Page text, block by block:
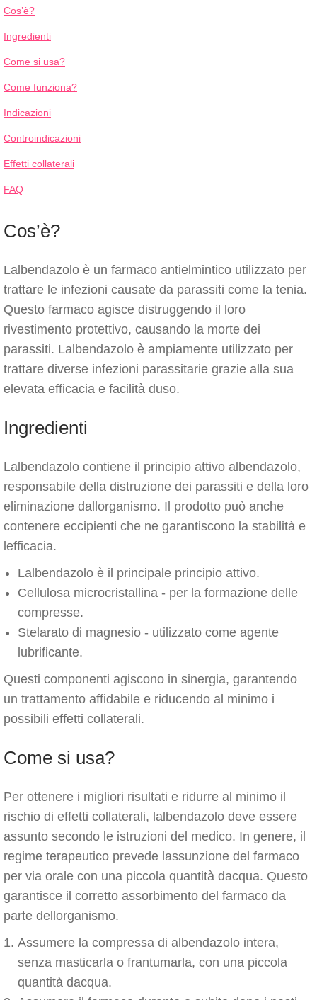
Cos’è?
Ingredienti
Come si usa?
Come funziona?
Indicazioni
Controindicazioni
Effetti collaterali
FAQ
Cos’è?
Lalbendazolo è un farmaco antielmintico utilizzato per
trattare le infezioni causate da parassiti come la tenia.
Questo farmaco agisce distruggendo il loro
rivestimento protettivo, causando la morte dei
parassiti. Lalbendazolo è ampiamente utilizzato per
trattare diverse infezioni parassitarie grazie alla sua
elevata efficacia e facilità duso.
Ingredienti
Lalbendazolo contiene il principio attivo albendazolo,
responsabile della distruzione dei parassiti e della loro
eliminazione dallorganismo. Il prodotto può anche
contenere eccipienti che ne garantiscono la stabilità e
lefficacia.
Lalbendazolo è il principale principio attivo.
Cellulosa microcristallina - per la formazione delle
compresse.
Stelarato di magnesio - utilizzato come agente
lubrificante.
Questi componenti agiscono in sinergia, garantendo
un trattamento affidabile e riducendo al minimo i
possibili effetti collaterali.
Come si usa?
Per ottenere i migliori risultati e ridurre al minimo il
rischio di effetti collaterali, lalbendazolo deve essere
assunto secondo le istruzioni del medico. In genere, il
regime terapeutico prevede lassunzione del farmaco
per via orale con una piccola quantità dacqua. Questo
garantisce il corretto assorbimento del farmaco da
parte dellorganismo.
Assumere la compressa di albendazolo intera,
senza masticarla o frantumarla, con una piccola
quantità dacqua.